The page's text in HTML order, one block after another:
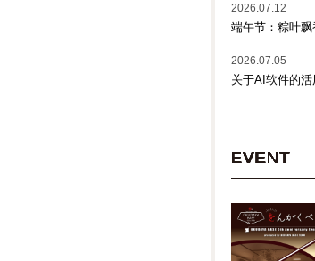
2026.07.12
端午节：粽叶
2026.07.05
关于AI软件的活
EVENT